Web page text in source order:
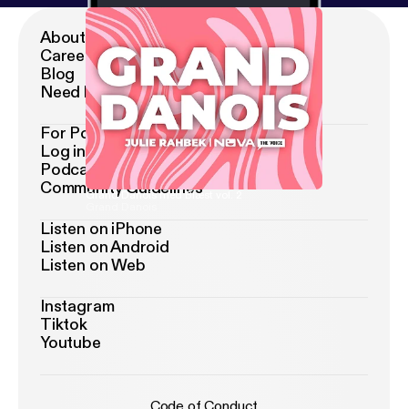
Grand Danois med Blæst vol. 2
About Podimo
Career
Blog
Need help?
For Podcasters
Log in as podcaster
Podcaster FAQ
Community Guidelines
Listen on iPhone
Listen on Android
Listen on Web
Instagram
Tiktok
Youtube